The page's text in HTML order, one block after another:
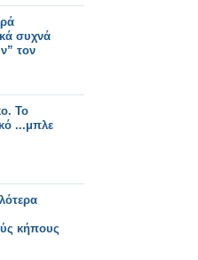
συχνά
τον
Το
...μπλε
κήπους